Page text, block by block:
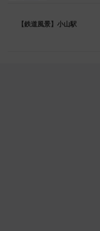
【鉄道風景】小山駅